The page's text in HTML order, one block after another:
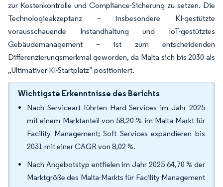
zur Kostenkontrolle und Compliance-Sicherung zu setzen. Die
Technologieakzeptanz – insbesondere KI-gestützte
vorausschauende Instandhaltung und IoT-gestütztes
Gebäudemanagement – ist zum entscheidenden
Differenzierungsmerkmal geworden, da Malta sich bis 2030 als
„Ultimativer KI-Startplatz” positioniert.
Wichtigste Erkenntnisse des Berichts
Nach Serviceart führten Hard Services im Jahr 2025
mit einem Marktanteil von 58,20 % im Malta-Markt für
Facility Management; Soft Services expandieren bis
2031 mit einer CAGR von 8,02 %.
Nach Angebotstyp entfielen im Jahr 2025 64,70 % der
Marktgröße des Malta-Markts für Facility Management